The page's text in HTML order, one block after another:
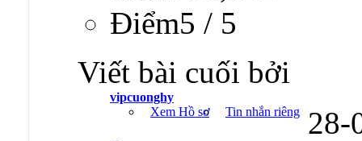
Ðiểm5 / 5
Viết bài cuối bởi
vipcuonghy
Xem Hồ sơ
Tin nhắn riêng 28-